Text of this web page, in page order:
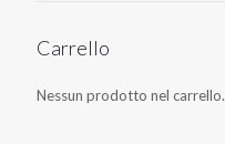
Carrello
Nessun prodotto nel carrello.